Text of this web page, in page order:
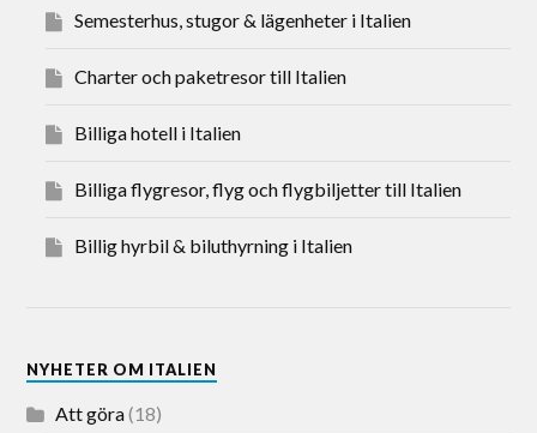
Semesterhus, stugor & lägenheter i Italien
Charter och paketresor till Italien
Billiga hotell i Italien
Billiga flygresor, flyg och flygbiljetter till Italien
Billig hyrbil & biluthyrning i Italien
NYHETER OM ITALIEN
Att göra(18)